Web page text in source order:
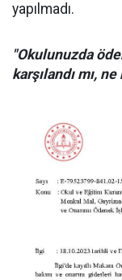
yapılmadı.
"Okulunuzda
karşılandı mı,